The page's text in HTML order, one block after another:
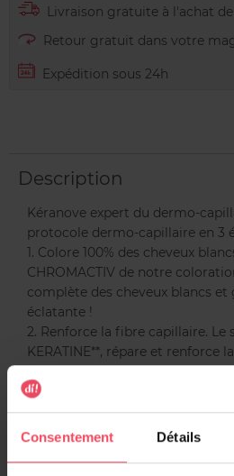
Consentement Détails
Livraison gratuite à l'achat
Retour gratuit dans votre
Expédition sous 24h
Description
Kéranove expert du dermo-
protocole dermo-capillaire en 3
1. Colore 100% des cheveux
CHROMACTIV de notre
complète des cheveux blancs
éclatante !
2. Renforce la fibre capillaire.
KERATINE**, répare et renforce
réduit considérablement la
3. Rééquilibre le cuir chevelu.
sérum actif sans rinçage
cuir chevelu.
Un kit qui respecte le